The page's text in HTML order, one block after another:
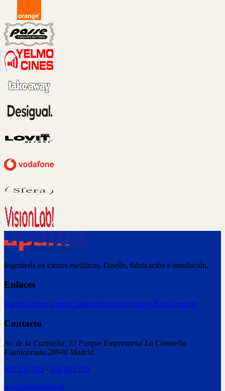
Ingeniería en cierres metálicos. Diseño, fabricación e instalación.
Enlaces
InicioQuiénes somosCatálogoNuestros trabajosBlogContacto
Contacto
Av. de la Cantueña, 13 Parque Empresarial La Cantueña
Fuenlabrada 28946 Madrid
902 153 595 · 916 423 219
upama@upama.es